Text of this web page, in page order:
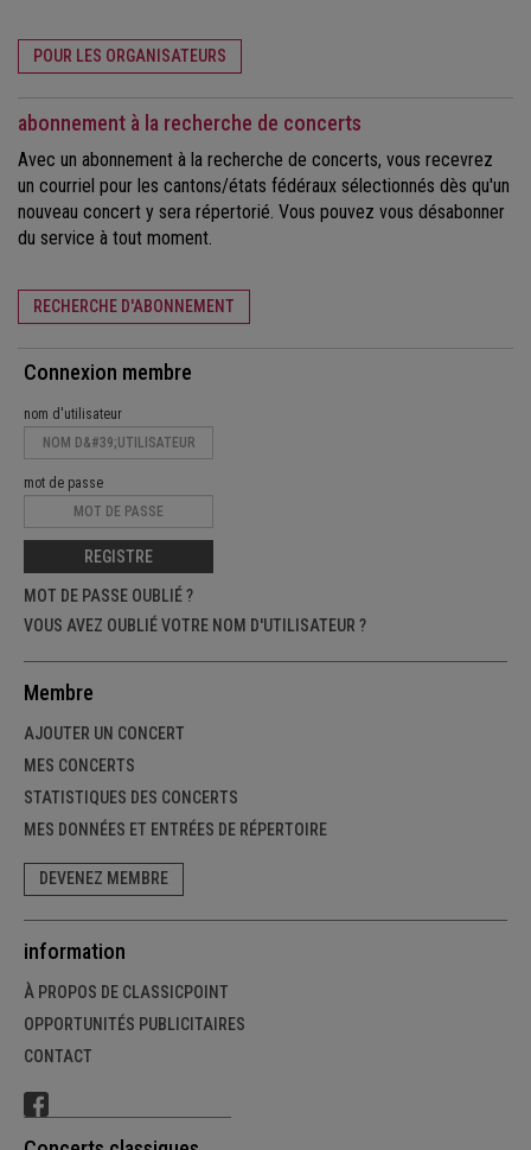
POUR LES ORGANISATEURS
abonnement à la recherche de concerts
Avec un abonnement à la recherche de concerts, vous recevrez
un courriel pour les cantons/états fédéraux sélectionnés dès qu'un
nouveau concert y sera répertorié. Vous pouvez vous désabonner
du service à tout moment.
RECHERCHE D'ABONNEMENT
Connexion membre
nom d'utilisateur
mot de passe
REGISTRE
MOT DE PASSE OUBLIÉ ?
VOUS AVEZ OUBLIÉ VOTRE NOM D'UTILISATEUR ?
Membre
AJOUTER UN CONCERT
MES CONCERTS
STATISTIQUES DES CONCERTS
MES DONNÉES ET ENTRÉES DE RÉPERTOIRE
DEVENEZ MEMBRE
information
À PROPOS DE CLASSICPOINT
OPPORTUNITÉS PUBLICITAIRES
CONTACT